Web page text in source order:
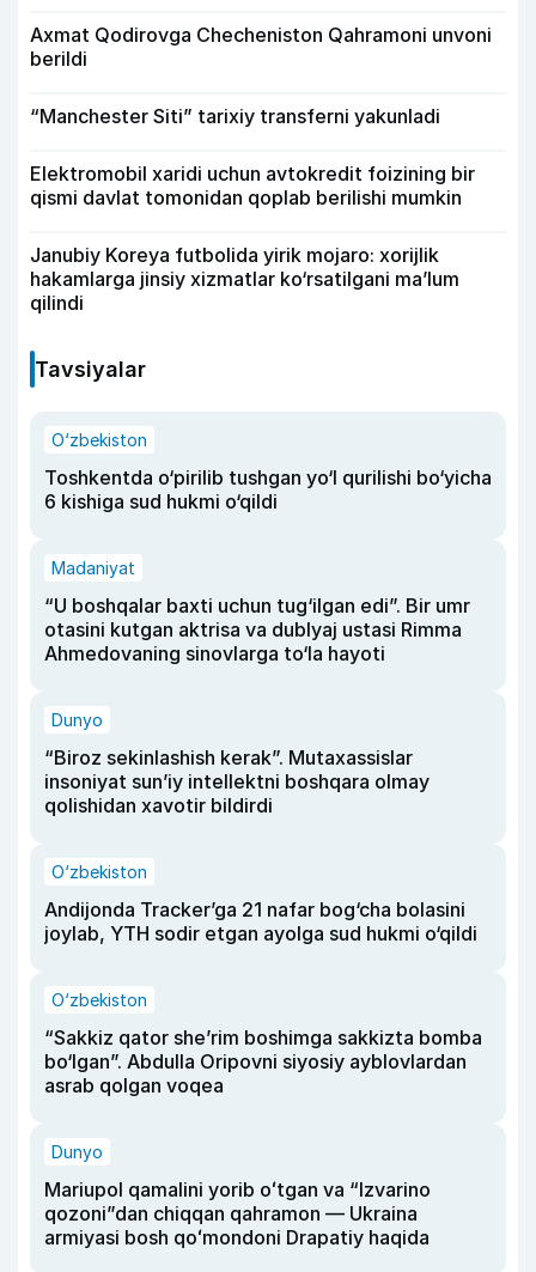
Axmat Qodirovga Checheniston Qahramoni unvoni
berildi
“Manchester Siti” tarixiy transferni yakunladi
Elektromobil xaridi uchun avtokredit foizining bir
qismi davlat tomonidan qoplab berilishi mumkin
Janubiy Koreya futbolida yirik mojaro: xorijlik
hakamlarga jinsiy xizmatlar ko‘rsatilgani ma’lum
qilindi
Tavsiyalar
O‘zbekiston
Toshkentda o‘pirilib tushgan yo‘l qurilishi bo‘yicha
6 kishiga sud hukmi o‘qildi
Madaniyat
“U boshqalar baxti uchun tug‘ilgan edi”. Bir umr
otasini kutgan aktrisa va dublyaj ustasi Rimma
Ahmedovaning sinovlarga to‘la hayoti
Dunyo
“Biroz sekinlashish kerak”. Mutaxassislar
insoniyat sun’iy intellektni boshqara olmay
qolishidan xavotir bildirdi
O‘zbekiston
Andijonda Tracker’ga 21 nafar bog‘cha bolasini
joylab, YTH sodir etgan ayolga sud hukmi o‘qildi
O‘zbekiston
“Sakkiz qator she’rim boshimga sakkizta bomba
bo‘lgan”. Abdulla Oripovni siyosiy ayblovlardan
asrab qolgan voqea
Dunyo
Mariupol qamalini yorib oʻtgan va “Izvarino
qozoni”dan chiqqan qahramon — Ukraina
armiyasi bosh qoʻmondoni Drapatiy haqida